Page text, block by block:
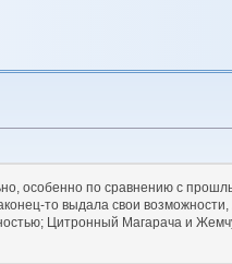
особенно по сравнению с
то выдала свои возможности,
Цитронный Магарача и